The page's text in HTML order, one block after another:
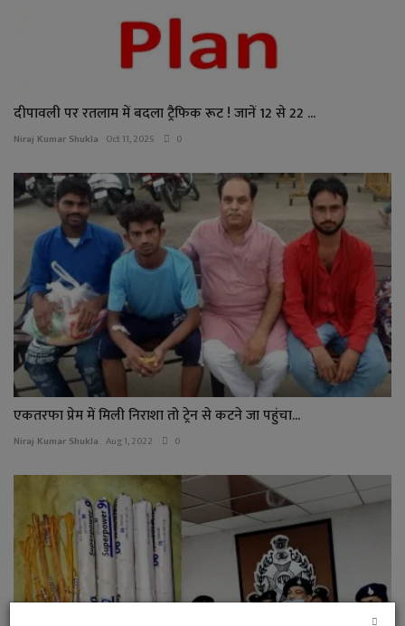
दीपावली पर रतलाम में बदला ट्रैफिक रूट ! जानें 12 से 22 ...
Niraj Kumar Shukla Oct 11, 2025 0
एकतरफा प्रेम में मिली निराशा तो ट्रेन से कटने जा पहुंचा...
Niraj Kumar Shukla Aug 1, 2022 0